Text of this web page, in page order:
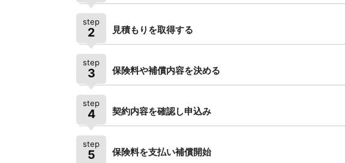
step
2
見積もりを取得する
step
3
保険料や補償内容を決める
step
4
契約内容を確認し申込み
step
5
保険料を支払い補償開始